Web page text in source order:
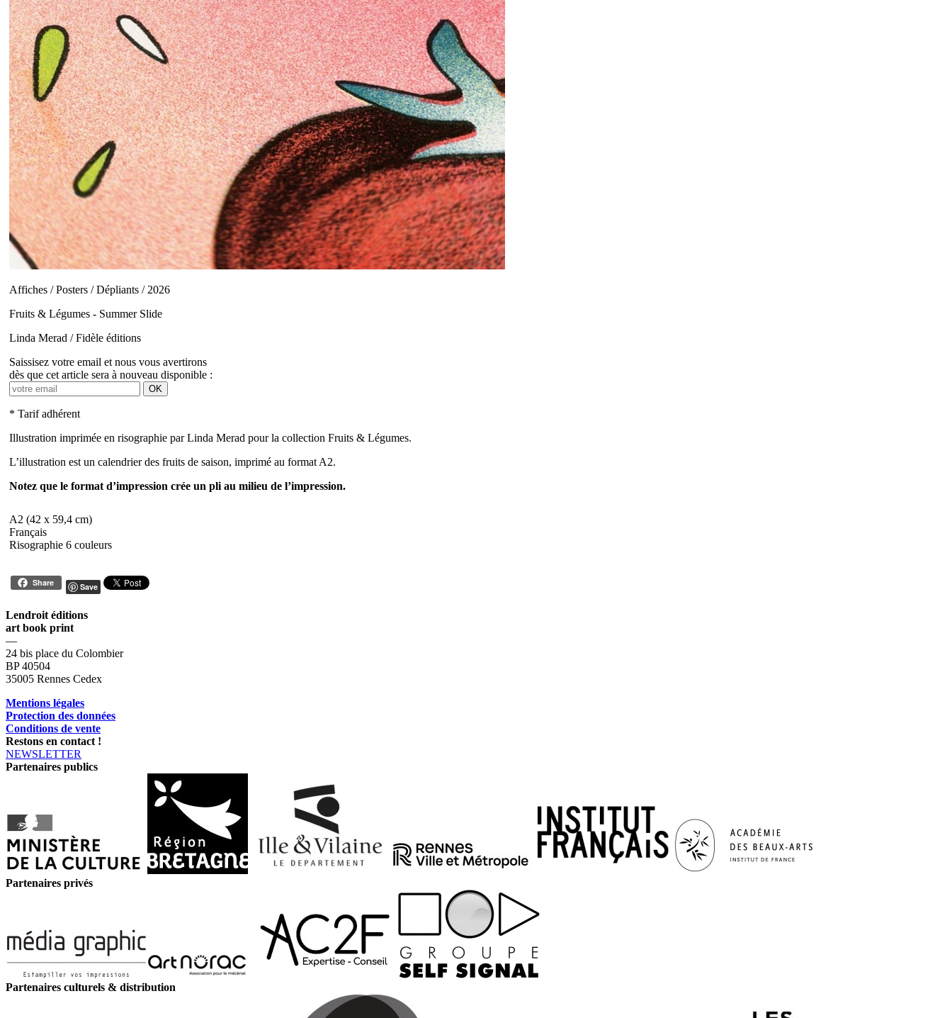
Affiches / Posters / Dépliants / 2026
Fruits & Légumes - Summer Slide
Linda Merad / Fidèle éditions
Saissisez votre email et nous vous avertirons
dès que cet article sera à nouveau disponible :
OK
* Tarif adhérent
Illustration imprimée en risographie par Linda Merad pour la collection Fruits & Légumes.
L’illustration est un calendrier des fruits de saison, imprimé au format A2.
Notez que le format d’impression crée un pli au milieu de l’impression.
A2 (42 x 59,4 cm)
Français
Risographie 6 couleurs
Share Save
Lendroit éditions
art book print
—
24 bis place du Colombier
BP 40504
35005 Rennes Cedex
Mentions légales
Protection des données
Conditions de vente
Restons en contact !
NEWSLETTER
Partenaires publics
Partenaires privés
Partenaires culturels & distribution